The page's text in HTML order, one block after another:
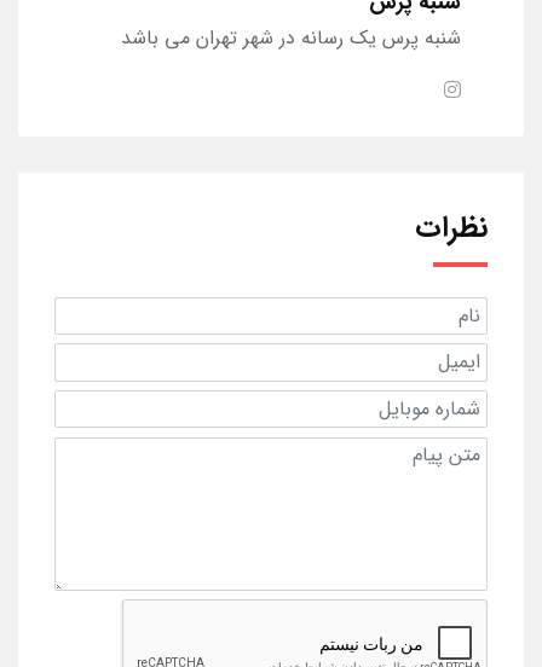
شنبه پرس یک رسانه در شهر تهران می باشد
نظرات